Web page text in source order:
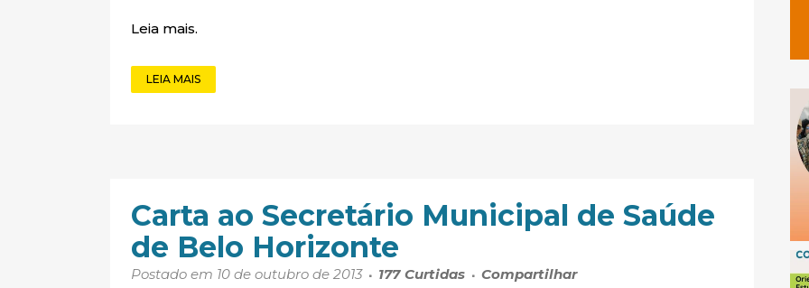
Leia mais.
LEIA MAIS
Carta ao Secretário Municipal de Saúde
de Belo Horizonte
Postado em 10 de outubro de 2013 177 Curtidas Compartilhar